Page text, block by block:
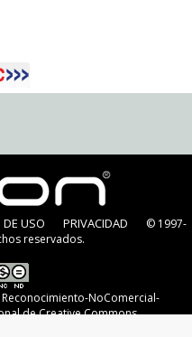
USO PRIVACIDAD
© 1997-
reservados.
NoComercial-
de Creative Commons